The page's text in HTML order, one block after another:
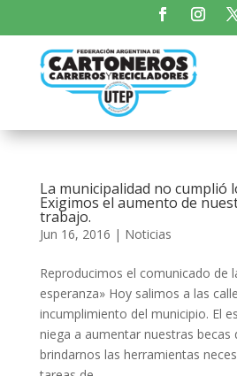
La municipalidad no cumplió
Exigimos el aumento de
trabajo.
Jun 16, 2016 | Noticias
Reproducimos el comunicado de
esperanza» Hoy salimos a las
incumplimiento del municipio. El
niega a aumentar nuestras becas
brindarnos las herramientas